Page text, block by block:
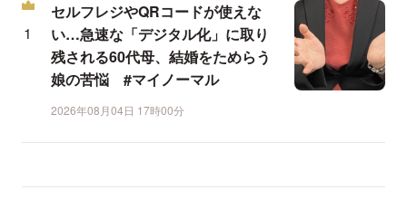
セルフレジやQRコードが使えな
い…急速な「デジタル化」に取り
残される60代母、結婚をためらう
娘の苦悩 #マイノーマル
2026年08月04日 17時00分